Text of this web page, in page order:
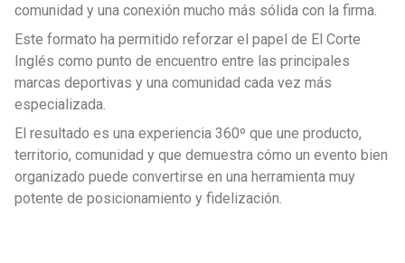
comunidad y una conexión mucho más sólida con la firma.
Este formato ha permitido reforzar el papel de El Corte
Inglés como punto de encuentro entre las principales
marcas deportivas y una comunidad cada vez más
especializada.
El resultado es una experiencia 360º que une producto,
territorio, comunidad y que demuestra cómo un evento bien
organizado puede convertirse en una herramienta muy
potente de posicionamiento y fidelización.